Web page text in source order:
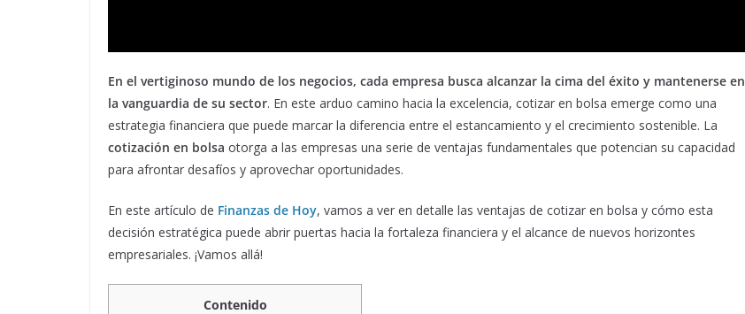
En el vertiginoso mundo de los negocios, cada empresa busca alcanzar la cima del éxito y mantenerse en
la vanguardia de su sector. En este arduo camino hacia la excelencia, cotizar en bolsa emerge como una
estrategia financiera que puede marcar la diferencia entre el estancamiento y el crecimiento sostenible. La
cotización en bolsa otorga a las empresas una serie de ventajas fundamentales que potencian su capacidad
para afrontar desafíos y aprovechar oportunidades.
En este artículo de Finanzas de Hoy, vamos a ver en detalle las ventajas de cotizar en bolsa y cómo esta
decisión estratégica puede abrir puertas hacia la fortaleza financiera y el alcance de nuevos horizontes
empresariales. ¡Vamos allá!
Contenido